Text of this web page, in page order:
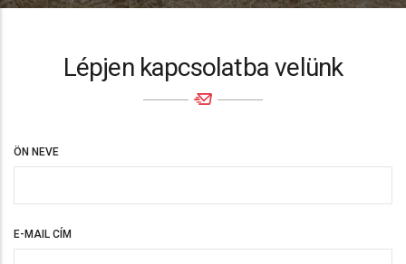
Lépjen kapcsolatba velünk
ÖN NEVE
E-MAIL CÍM